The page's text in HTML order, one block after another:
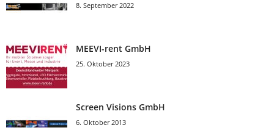
8. September 2022
MEEVI-rent GmbH
25. Oktober 2023
Screen Visions GmbH
6. Oktober 2013